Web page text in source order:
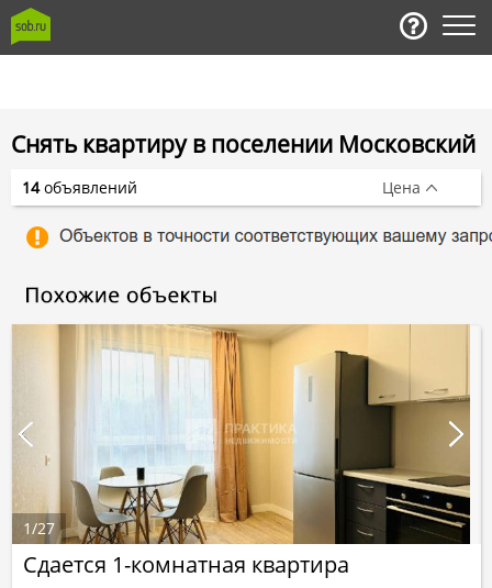
Снять квартиру в поселении Московский
Сдается 1-комнатная квартира
1/27
14объявлений Цена